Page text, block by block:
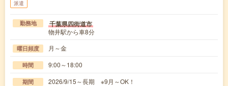
派遣
勤務地 千葉県四街道市
物井駅から車8分
曜日頻度 月～金
時間 9:00～18:00
期間 2026/9/15～長期 ※9月～OK！